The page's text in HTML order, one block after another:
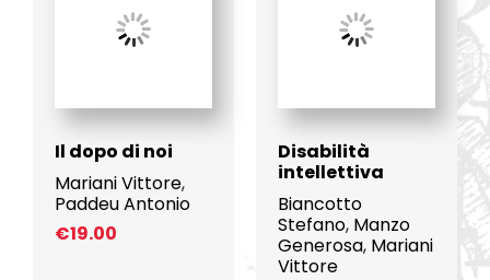
Il dopo di noi
Mariani Vittore,
Paddeu Antonio
€19.00
Disabilità
intellettiva
Biancotto
Stefano, Manzo
Generosa, Mariani
Vittore